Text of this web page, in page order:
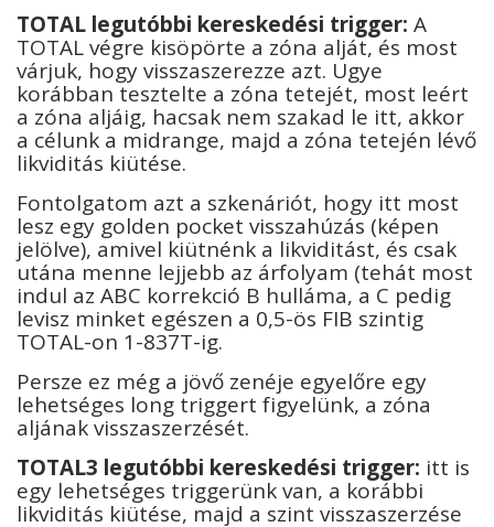
TOTAL legutóbbi kereskedési trigger: A
TOTAL végre kisöpörte a zóna alját, és most
várjuk, hogy visszaszerezze azt. Ugye
korábban tesztelte a zóna tetejét, most leért
a zóna aljáig, hacsak nem szakad le itt, akkor
a célunk a midrange, majd a zóna tetején lévő
likviditás kiütése.
Fontolgatom azt a szkenáriót, hogy itt most
lesz egy golden pocket visszahúzás (képen
jelölve), amivel kiütnénk a likviditást, és csak
utána menne lejjebb az árfolyam (tehát most
indul az ABC korrekció B hulláma, a C pedig
levisz minket egészen a 0,5-ös FIB szintig
TOTAL-on 1-837T-ig.
Persze ez még a jövő zenéje egyelőre egy
lehetséges long triggert figyelünk, a zóna
aljának visszaszerzését.
TOTAL3 legutóbbi kereskedési trigger: itt is
egy lehetséges triggerünk van, a korábbi
likviditás kiütése, majd a szint visszaszerzése